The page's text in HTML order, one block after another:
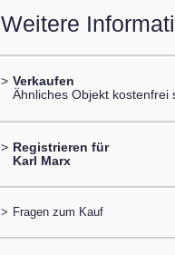
Weitere
> Verkaufen
Ähnliches Objekt kostenfrei
> Registrieren für
Karl Marx
> Fragen zum Kauf